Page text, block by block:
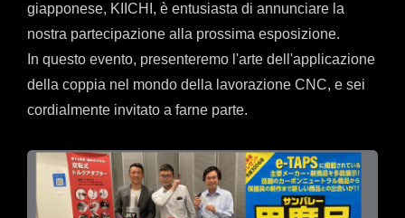
giapponese, KIICHI, è entusiasta di annunciare la
nostra partecipazione alla prossima esposizione.
In questo evento, presenteremo l'arte dell'applicazione
della coppia nel mondo della lavorazione CNC, e sei
cordialmente invitato a farne parte.